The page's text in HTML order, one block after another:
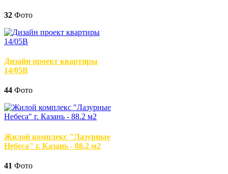
32 Фото
Дизайн проект квартиры
14/05В
44 Фото
Жилой комплекс "Лазурные
Небеса" г. Казань - 88.2 м2
41 Фото